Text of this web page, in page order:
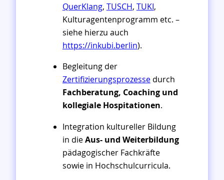
QuerKlang, TUSCH, TUKI,
Kulturagentenprogramm etc. –
siehe hierzu auch
https://inkubi.berlin).
Begleitung der
Zertifizierungsprozessedurch
Fachberatung, Coaching und
kollegiale Hospitationen.
Integration kultureller Bildung
in dieAus- und Weiterbildung
pädagogischer Fachkräfte
sowie in Hochschulcurricula.